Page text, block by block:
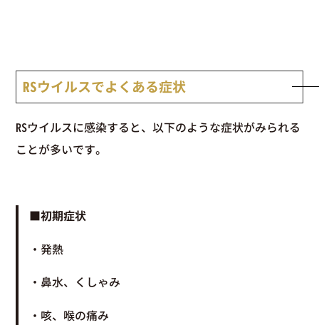
RSウイルスでよくある症状
RSウイルスに感染すると、以下のような症状がみられる
ことが多いです。
■初期症状
・発熱
・鼻水、くしゃみ
・咳、喉の痛み